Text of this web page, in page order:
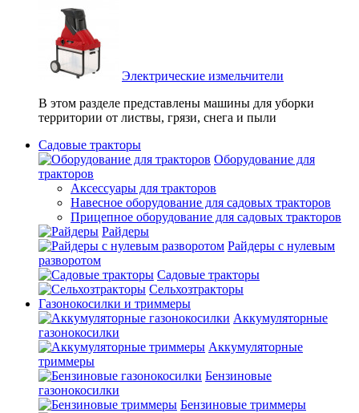
Электрические измельчители
В этом разделе представлены машины для уборки
территории от листвы, грязи, снега и пыли
Садовые тракторы
Оборудование для
тракторов
Аксессуары для тракторов
Навесное оборудование для садовых тракторов
Прицепное оборудование для садовых тракторов
Райдеры
Райдеры с нулевым
разворотом
Садовые тракторы
Сельхозтракторы
Газонокосилки и триммеры
Аккумуляторные
газонокосилки
Аккумуляторные
триммеры
Бензиновые
газонокосилки
Бензиновые триммеры